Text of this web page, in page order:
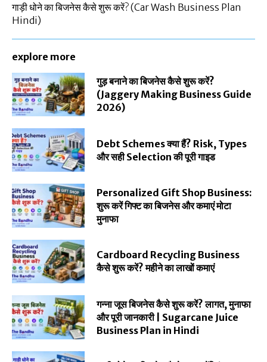
गाड़ी धोने का बिजनेस कैसे शुरू करें? (Car Wash Business Plan
Hindi)
explore more
गुड़ बनाने का बिजनेस कैसे शुरू करें?
(Jaggery Making Business Guide
2026)
Debt Schemes क्या हैं? Risk, Types
और सही Selection की पूरी गाइड
Personalized Gift Shop Business:
शुरू करें गिफ्ट का बिजनेस और कमाएं मोटा
मुनाफा
Cardboard Recycling Business
कैसे शुरू करें? महीने का लाखों कमाएं
गन्ना जूस बिजनेस कैसे शुरू करें? लागत, मुनाफा
और पूरी जानकारी | Sugarcane Juice
Business Plan in Hindi